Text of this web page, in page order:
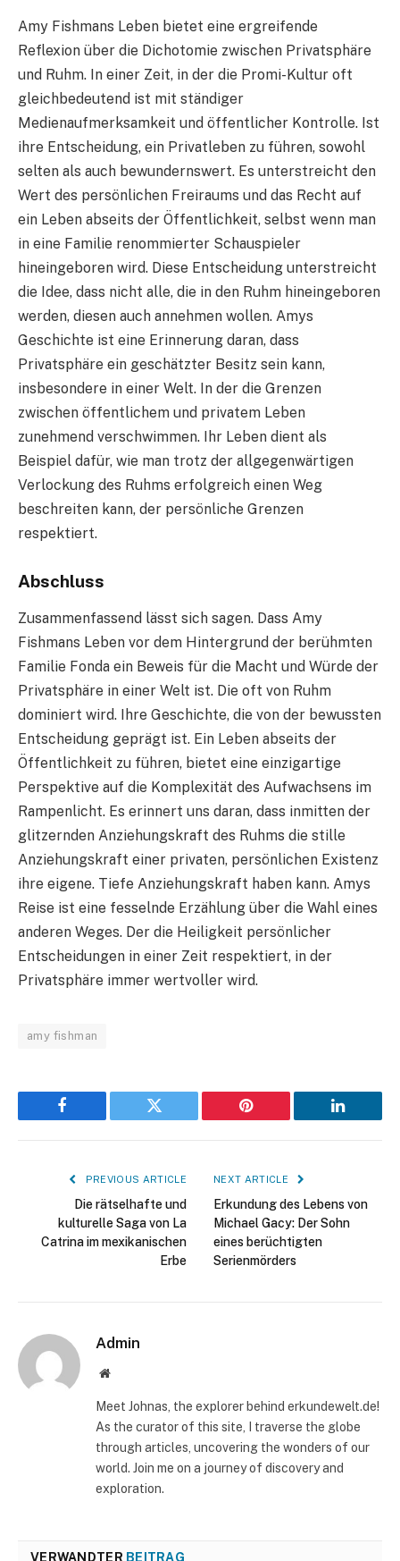
Amy Fishmans Leben bietet eine ergreifende
Reflexion über die Dichotomie zwischen Privatsphäre
und Ruhm. In einer Zeit, in der die Promi-Kultur oft
gleichbedeutend ist mit ständiger
Medienaufmerksamkeit und öffentlicher Kontrolle. Ist
ihre Entscheidung, ein Privatleben zu führen, sowohl
selten als auch bewundernswert. Es unterstreicht den
Wert des persönlichen Freiraums und das Recht auf
ein Leben abseits der Öffentlichkeit, selbst wenn man
in eine Familie renommierter Schauspieler
hineingeboren wird. Diese Entscheidung unterstreicht
die Idee, dass nicht alle, die in den Ruhm hineingeboren
werden, diesen auch annehmen wollen. Amys
Geschichte ist eine Erinnerung daran, dass
Privatsphäre ein geschätzter Besitz sein kann,
insbesondere in einer Welt. In der die Grenzen
zwischen öffentlichem und privatem Leben
zunehmend verschwimmen. Ihr Leben dient als
Beispiel dafür, wie man trotz der allgegenwärtigen
Verlockung des Ruhms erfolgreich einen Weg
beschreiten kann, der persönliche Grenzen
respektiert.
Abschluss
Zusammenfassend lässt sich sagen. Dass Amy
Fishmans Leben vor dem Hintergrund der berühmten
Familie Fonda ein Beweis für die Macht und Würde der
Privatsphäre in einer Welt ist. Die oft von Ruhm
dominiert wird. Ihre Geschichte, die von der bewussten
Entscheidung geprägt ist. Ein Leben abseits der
Öffentlichkeit zu führen, bietet eine einzigartige
Perspektive auf die Komplexität des Aufwachsens im
Rampenlicht. Es erinnert uns daran, dass inmitten der
glitzernden Anziehungskraft des Ruhms die stille
Anziehungskraft einer privaten, persönlichen Existenz
ihre eigene. Tiefe Anziehungskraft haben kann. Amys
Reise ist eine fesselnde Erzählung über die Wahl eines
anderen Weges. Der die Heiligkeit persönlicher
Entscheidungen in einer Zeit respektiert, in der
Privatsphäre immer wertvoller wird.
amy fishman
Facebook Twitter Pinterest LinkedIn
PREVIOUS ARTICLE
Die rätselhafte und
kulturelle Saga von La
Catrina im mexikanischen
Erbe
NEXT ARTICLE
Erkundung des Lebens von
Michael Gacy: Der Sohn
eines berüchtigten
Serienmörders
Admin
Website
Meet Johnas, the explorer behind erkundewelt.de!
As the curator of this site, I traverse the globe
through articles, uncovering the wonders of our
world. Join me on a journey of discovery and
exploration.
VERWANDTER BEITRAG